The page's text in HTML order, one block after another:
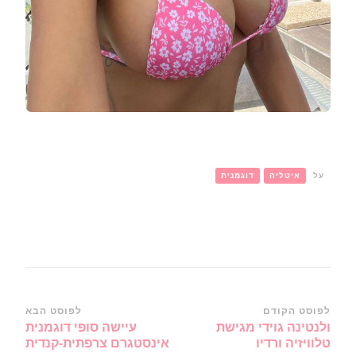
על איטליה דוגמנית
ניווט
ברשומות
לפוסט הקודם
ולנטינה גוידי מגישת
טלוויזיה ורדיו
לפוסט הבא
עיישה סופי דוגמנית
אינסטגרם צרפתית-קנדית